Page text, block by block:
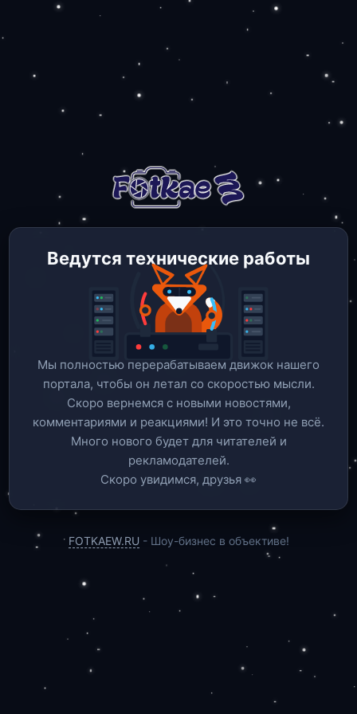
Ведутся технические работы
Мы полностью перерабатываем движок нашего
портала, чтобы он летал со скоростью мысли.
Скоро вернемся c новыми новостями,
комментариями и реакциями! И это точно не всё.
Много нового будет для читателей и
рекламодателей.
Скоро увидимся, друзья 👀
FOTKAEW.RU - Шоу-бизнес в объективе!